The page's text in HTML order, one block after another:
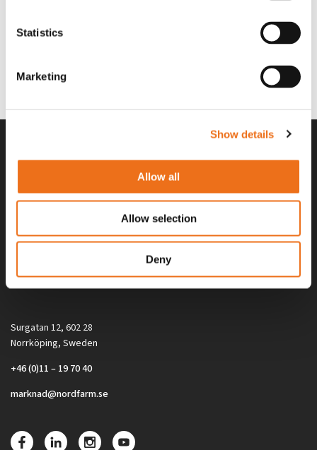
Statistics
Marketing
Show details
Allow all
Allow selection
Deny
Lägg till i varukorg
Rotor teeth 8t/6k 7.5Gr/8 R6/14 Rotor teeth 8t/6k 0Gr/8 R6/14
Alla priser på tillbehör och tillval gäller vid köp av ny maskin. Priserna
gäller inte vid köp av enskild produkt, till exempel
Surgatan 12, 602 28
Norrköping, Sweden
+46 (0)11 – 19 70 40
marknad@nordfarm.se